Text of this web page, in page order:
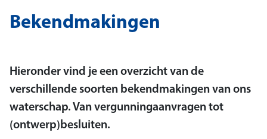
Bekendmakingen
Hieronder vind je een overzicht van de
verschillende soorten bekendmakingen van ons
waterschap. Van vergunningaanvragen tot
(ontwerp)besluiten.